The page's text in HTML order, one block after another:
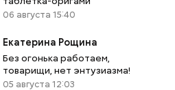
06 августа 15:40
Екатерина Рощина
Без огонька работаем,
товарищи, нет энтузиазма!
05 августа 12:03